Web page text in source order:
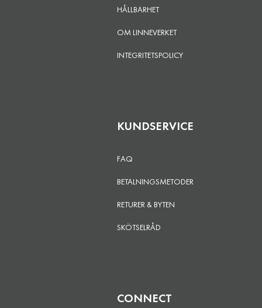
HÅLLBARHET
OM LINNEVERKET
INTEGRITETSPOLICY
KUNDSERVICE
FAQ
BETALNINGSMETODER
RETURER & BYTEN
SKÖTSELRÅD
CONNECT